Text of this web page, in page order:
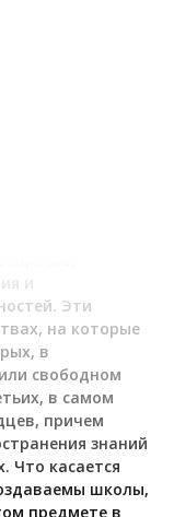
и
Эти
на которые
в
свободном
в самом
причем
знаний
Что касается
школы,
предмете в